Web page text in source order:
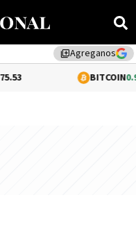
library_addAgreganos
BITCOIN0.92%